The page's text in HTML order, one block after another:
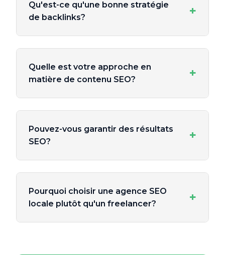
Qu'est-ce qu'une bonne stratégie
de backlinks?
+
Quelle est votre approche en
matière de contenu SEO?
+
Pouvez-vous garantir des résultats
SEO?
+
Pourquoi choisir une agence SEO
locale plutôt qu'un freelancer?
+